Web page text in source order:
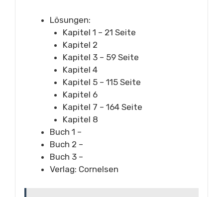
Lösungen:
Kapitel 1 – 21 Seite
Kapitel 2
Kapitel 3 – 59 Seite
Kapitel 4
Kapitel 5 – 115 Seite
Kapitel 6
Kapitel 7 – 164 Seite
Kapitel 8
Buch 1 –
Buch 2 –
Buch 3 –
Verlag: Cornelsen